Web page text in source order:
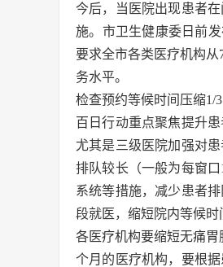
今后，当医院出现患者
施。市卫生健康委日前
要求全市各类医疗机构
务水平。
检查预约等候时间压缩1/3
百日行动重点聚焦提升
尤其是三级医院加强对
排队较长（一般为每窗
系统等措施，减少患者
段就医，缩短院内等候时
各医疗机构要缩短无痛
个月的医疗机构，要根